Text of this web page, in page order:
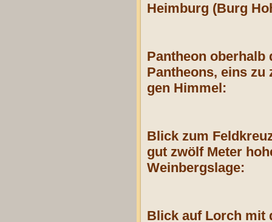
Heimburg (Burg
Pantheon oberhalb
Pantheons, eins
gen Himmel:
Blick zum
gut zwölf Meter
Weinbergslage:
Blick auf Lorch mit